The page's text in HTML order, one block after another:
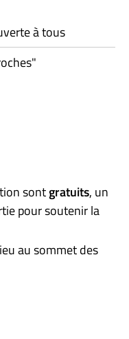
à tous
sontgratuits, un
pour soutenir la
au sommet des